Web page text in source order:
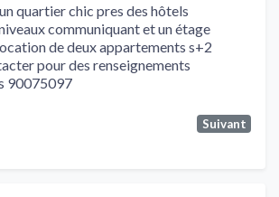
quartier chic pres des hôtels
communiquant et un étage
de deux appartements s+2
pour des renseignements
90075097
Suivant